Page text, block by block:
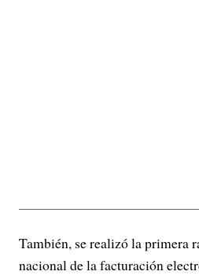
También, se realizó la primera
nacional de la facturación